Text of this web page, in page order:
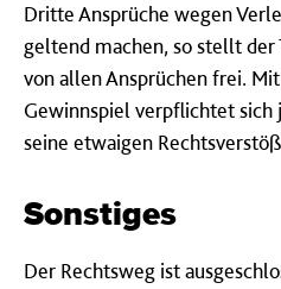
Dritte Ansprüche wegen
geltend machen, so stellt der
von allen Ansprüchen frei.
Gewinnspiel verpflichtet sich
seine etwaigen
Sonstiges
Der Rechtsweg ist